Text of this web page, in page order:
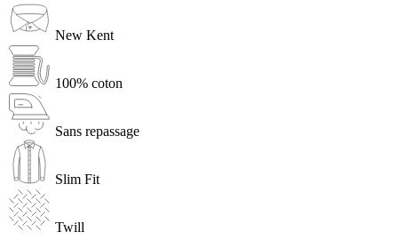
New Kent
100% coton
Sans repassage
Slim Fit
Twill